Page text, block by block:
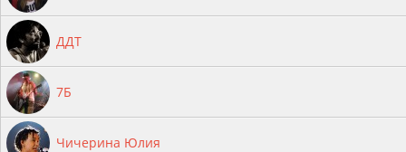
ДДТ
7Б
Чичерина Юлия